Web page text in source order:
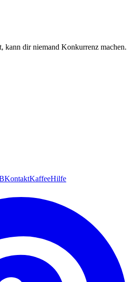
kann dir niemand Konkurrenz machen.
KontaktKaffeeHilfe